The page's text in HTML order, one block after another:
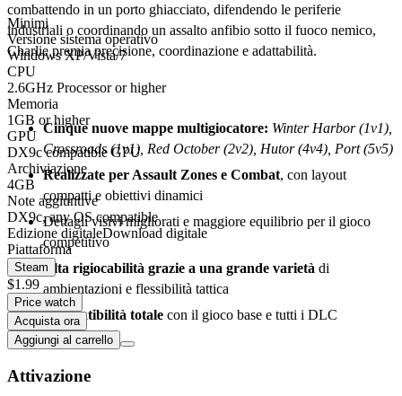
combattendo in un porto ghiacciato, difendendo le periferie
industriali o coordinando un assalto anfibio sotto il fuoco nemico,
Charlie premia precisione, coordinazione e adattabilità.
Caratteristiche:
Cinque nuove mappe multigiocatore: Winter Harbor (1v1),
Crossroads (1v1), Red October (2v2), Hutor (4v4), Port (5v5)
Realizzate per Assault Zones e Combat, con layout
compatti e obiettivi dinamici
Dettagli visivi migliorati e maggiore equilibrio per il gioco
competitivo
Alta rigiocabilità grazie a una grande varietà di
ambientazioni e flessibilità tattica
Compatibilità totale con il gioco base e tutti i DLC
precedenti
Minimi
Versione sistema operativo
Windows XP/Vista/7
CPU
2.6GHz Processor or higher
Memoria
1GB or higher
GPU
DX9c compatible GPU
Archiviazione
4GB
Note aggiuntive
DX9c, any OS compatible
Edizione digitaleDownload digitale
Piattaforma
Steam
$1.99
Price watch
Acquista ora
Aggiungi al carrello
Attivazione